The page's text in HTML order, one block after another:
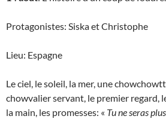
Protagonistes: Siska et Christophe
Lieu: Espagne
Le ciel, le soleil, la mer, une
chowvalier servant, le premier regard,
la main, les promesses: « Tu ne seras